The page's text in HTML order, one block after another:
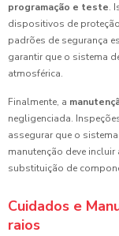
programação e teste.
dispositivos de
padrões de segurança
garantir que o sistema
atmosférica.
Finalmente, a
negligenciada.
assegurar que o
manutenção deve incluir
substituição de
Cuidados e
raios